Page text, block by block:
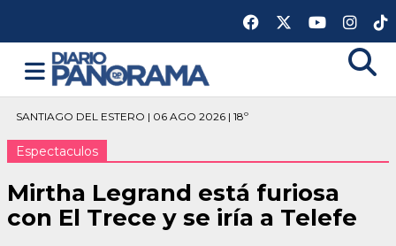
SANTIAGO DEL ESTERO | 06 AGO 2026 | 18º
Espectaculos
Mirtha Legrand está furiosa
con El Trece y se iría a Telefe